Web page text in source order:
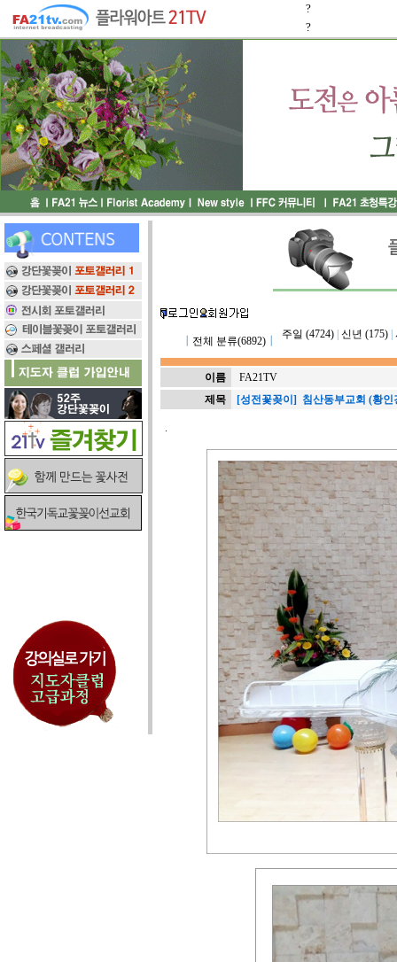
?
?
전체 분류(6892)┃
주일 (4724)| 신년 (175)|
이름
FA21TV
제목
[성전꽃꽂이] 침산동부교회 (황인
.